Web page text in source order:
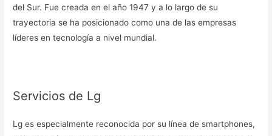
del Sur. Fue creada en el año 1947 y a lo largo de su
trayectoria se ha posicionado como una de las empresas
líderes en tecnología a nivel mundial.
Servicios de Lg
Lg es especialmente reconocida por su línea de smartphones,